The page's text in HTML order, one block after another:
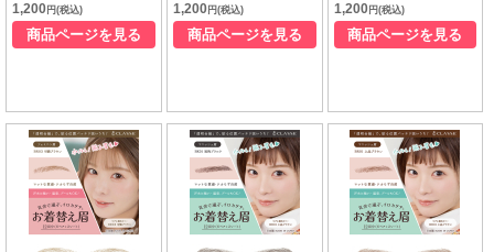
1,200 円(税込)
商品ページを見る
1,200円(税込)
商品ページを見る
1,200円(税込)
商品ページを見る